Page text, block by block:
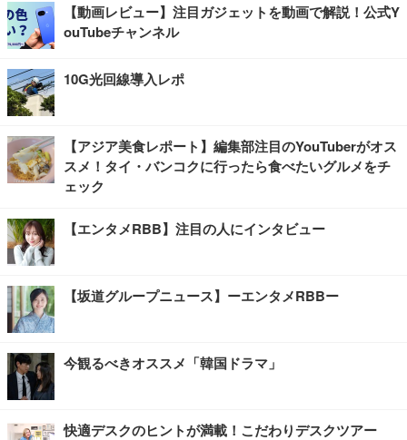
【動画レビュー】注目ガジェットを動画で解説！公式Y
ouTubeチャンネル
10G光回線導入レポ
【アジア美食レポート】編集部注目のYouTuberがオス
スメ！タイ・バンコクに行ったら食べたいグルメをチ
ェック
【エンタメRBB】注目の人にインタビュー
【坂道グループニュース】ーエンタメRBBー
今観るべきオススメ「韓国ドラマ」
快適デスクのヒントが満載！こだわりデスクツアー